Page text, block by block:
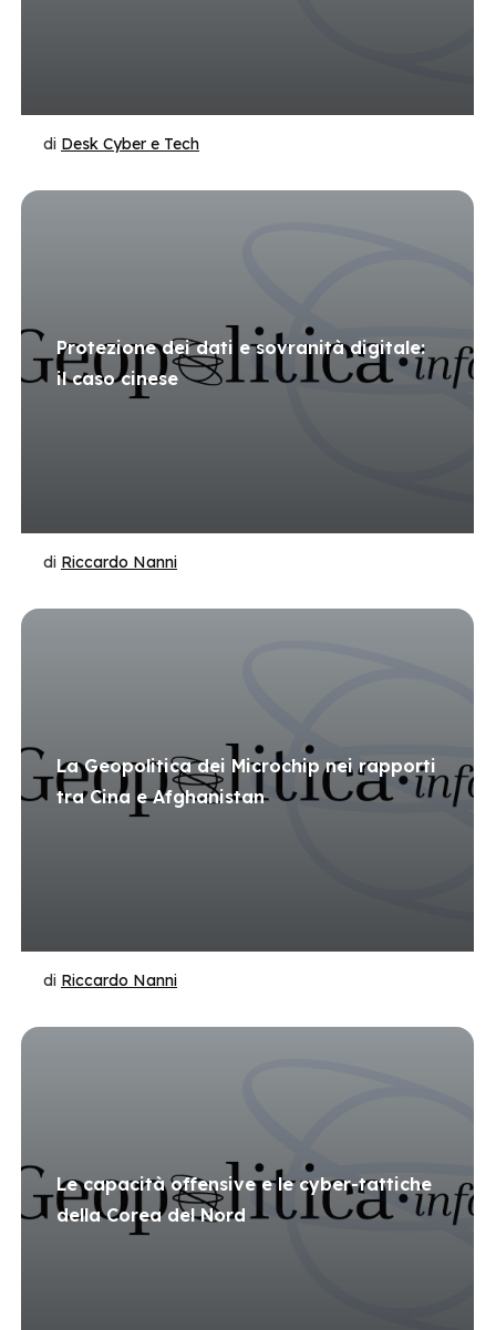
di Desk Cyber e Tech
Protezione dei dati e sovranità digitale:
il caso cinese
di Riccardo Nanni
La Geopolitica dei Microchip nei rapporti
tra Cina e Afghanistan
di Riccardo Nanni
Le capacità offensive e le cyber-tattiche
della Corea del Nord